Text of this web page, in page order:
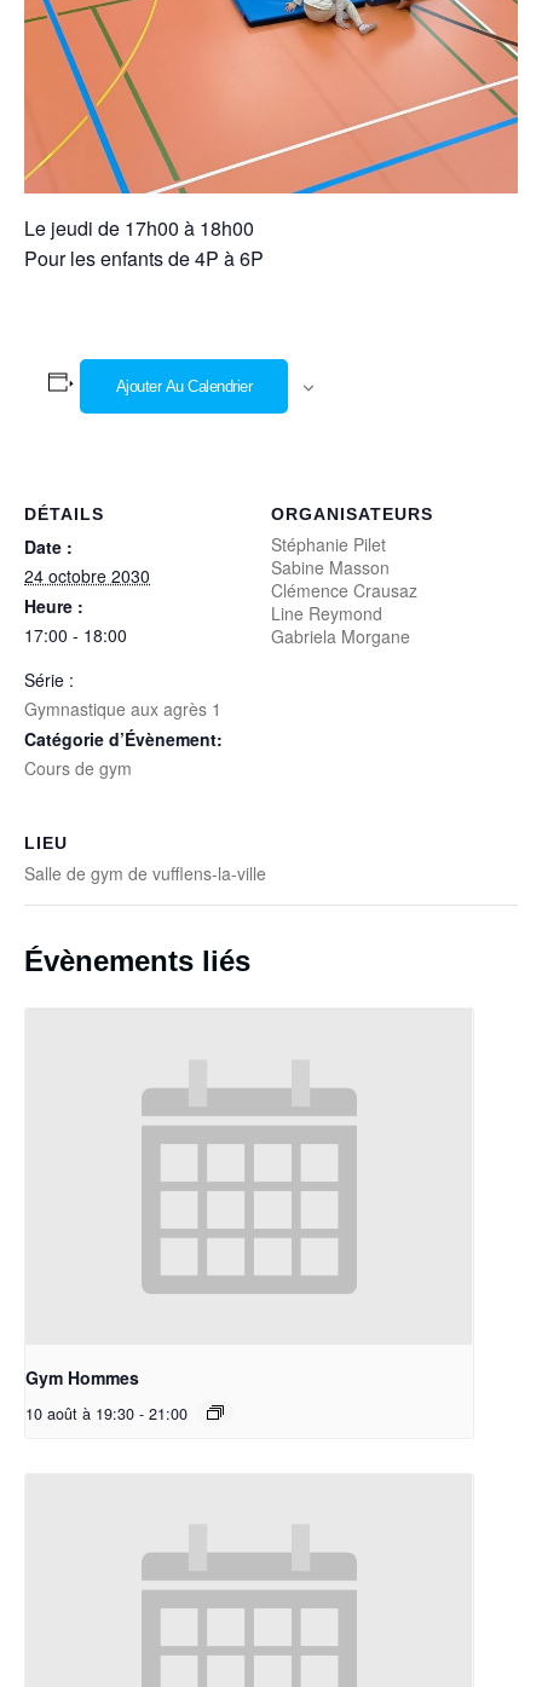
Le jeudi de 17h00 à 18h00
Pour les enfants de 4P à 6P
Ajouter Au Calendrier
DÉTAILS
Date :
24 octobre 2030
Heure :
17:00 - 18:00
Série :
Gymnastique aux agrès 1
Catégorie d’Évènement:
Cours de gym
ORGANISATEURS
Stéphanie Pilet
Sabine Masson
Clémence Crausaz
Line Reymond
Gabriela Morgane
LIEU
Salle de gym de vufflens-la-ville
Évènements liés
Gym Hommes
10 août à 19:30 - 21:00